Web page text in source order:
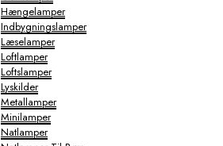
Hængelamper
Indbygningslamper
Læselamper
Loftlamper
Loftslamper
Lyskilder
Metallamper
Minilamper
Natlamper